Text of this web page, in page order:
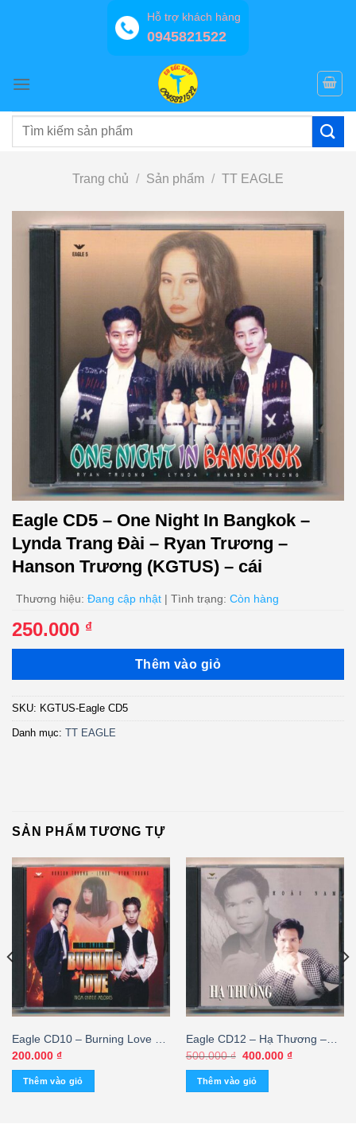
Hỗ trợ khách hàng
0945821522
Tìm
Trang chủ / Sản phẩm / TT EAGLE
Eagle CD5 – One Night In Bangkok –
Lynda Trang Đài – Ryan Trương –
Hanson Trương (KGTUS) – cái
Thương hiệu: Đang cập nhật | Tình trạng: Còn hàng
250.000 ₫
Thêm vào giỏ
SKU: KGTUS-Eagle CD5
Danh mục: TT EAGLE
SẢN PHẨM TƯƠNG TỰ
Eagle CD10 – Burning Love –
Hanson Trương – Lynda –
Ryan Trương – cái
200.000 ₫
Thêm vào giỏ
Eagle CD12 – Hạ Thương –
Hoài Nam (DADR, trầy)
KGTUS
500.000₫ Giá
là:
500.000 ₫.
400.000 ₫Giá
Thêm vào giỏ